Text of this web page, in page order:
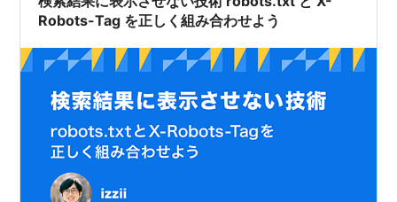
Robots-Tag を正しく組み合わせよう